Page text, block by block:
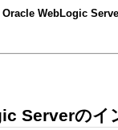
WebLogic
Serverのイ